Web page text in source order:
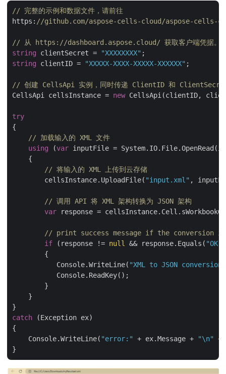
// 完整的示例和数据文件，请前往
https: //github.com/aspose-cells-cloud/aspose-cells-
// 从 https://dashboard.aspose.cloud/ 获取客户端凭据。
string clientSecret = "XXXXXXXX"
string clientID = "XXXXX-XXXX-XXXXX-XXXXXX" ;
// 创建 CellsApi 实例，同时传递 ClientID 和
CellsApi cellsInstance = new CellsApi(clientID,
try
{
// 加载输入的 XML 文件
using (var inputFile =
    {
// 将输入的 XML 上传到云存储
        cellsInstance.UploadFile(
"input.xml" ,
// 调用 API 将 XML 架构转换为 JSON 架构
var response =
// print success message if the conversion
if (response != null && response.Equals( "OK"
        {
           Console.WriteLine(
"XML to JSON
           Console.ReadKey();
        }
    }
catch (Exception ex)
{
    Console.WriteLine(
"error:" + ex.Message + "\n"
+